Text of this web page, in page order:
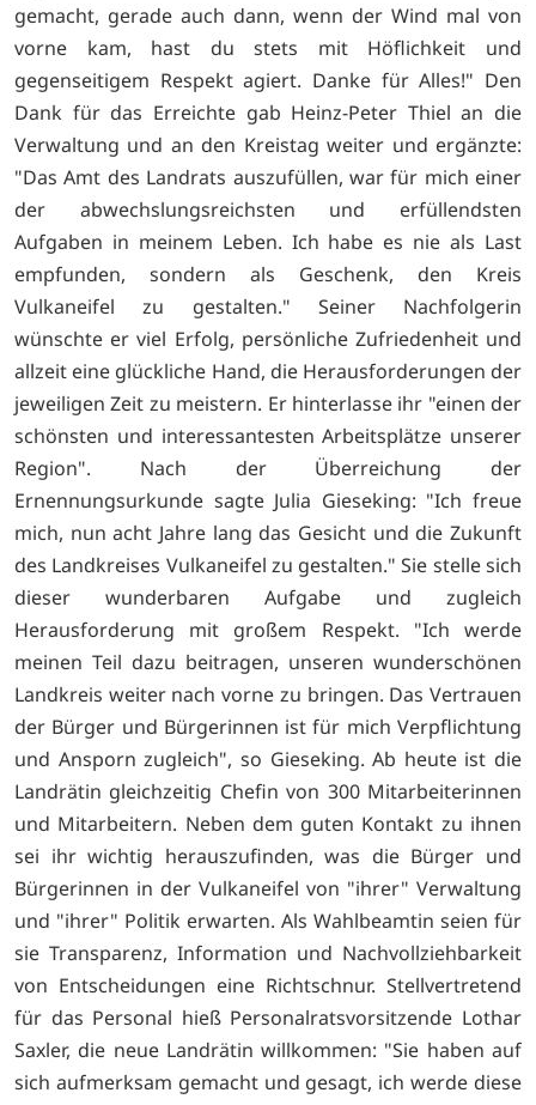
gemacht, gerade auch dann, wenn der Wind mal von
vorne kam, hast du stets mit Höflich­keit und
gegenseitigem Respekt agiert. Danke für Alles!" Den
Dank für das Erreichte gab Heinz-Peter Thiel an die
Verwaltung und an den Kreistag weiter und ergänzte:
"Das Amt des Landrats auszufüllen, war für mich einer
der abwechslungsreichs­ten und erfüllendsten
Aufgaben in mei­nem Leben. Ich habe es nie als Last
emp­funden, sondern als Geschenk, den Kreis
Vulkaneifel zu gestalten." Seiner Nachfol­gerin
wünschte er viel Erfolg, persönliche Zufriedenheit und
allzeit eine glückliche Hand, die Herausforderungen der
jewei­ligen Zeit zu meistern. Er hinterlasse ihr "einen der
schönsten und interessantes­ten Arbeitsplätze unserer
Region". Nach der Überreichung der
Ernennungsurkunde sagte Julia Gieseking: "Ich freue
mich, nun acht Jahre lang das Gesicht und die Zukunft
des Landkreises Vulkaneifel zu gestal­ten." Sie stelle sich
dieser wunderbaren Aufgabe und zugleich
Herausforderung mit großem Respekt. "Ich werde
meinen Teil dazu beitragen, unseren wunder­schönen
Landkreis weiter nach vorne zu bringen. Das Vertrauen
der Bürger und Bürgerinnen ist für mich Verpflichtung
und Ansporn zugleich", so Gieseking. Ab heute ist die
Landrätin gleichzei­tig Chefin von 300 Mitarbeiterinnen
und Mitarbeitern. Neben dem guten Kontakt zu ihnen
sei ihr wichtig herauszufinden, was die Bürger und
Bürge­rinnen in der Vulkaneifel von "ihrer" Verwaltung
und "ihrer" Politik erwarten. Als Wahlbeamtin seien für
sie Trans­parenz, Information und Nachvollzieh­barkeit
von Entscheidungen eine Richt­schnur. Stellvertretend
für das Personal hieß Per­sonalratsvorsitzende Lothar
Saxler, die neue Landrätin willkommen: "Sie haben auf
sich aufmerksam gemacht und ge­sagt, ich werde diese